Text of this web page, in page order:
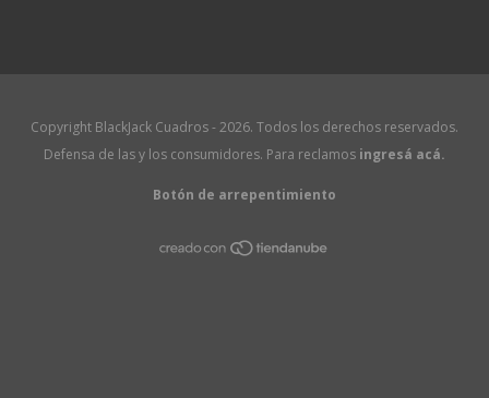
Copyright BlackJack Cuadros - 2026. Todos los derechos reservados.
Defensa de las y los consumidores. Para reclamos ingresá acá.
Botón de arrepentimiento